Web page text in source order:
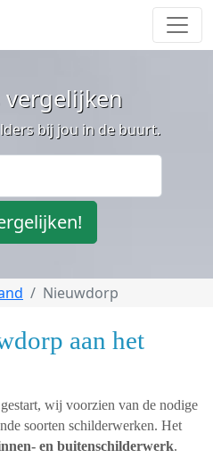
vergelijken
bij jou in de buurt.
Nieuwdorp
aan het
wij voorzien van de nodige
soorten schilderwerken. Het
en buitenschilderwerk.